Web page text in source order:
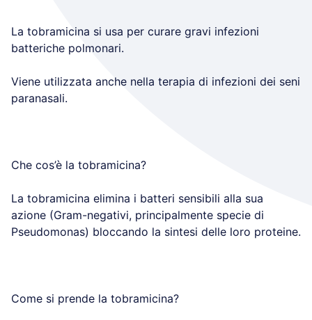
La tobramicina si usa per curare gravi infezioni
batteriche polmonari.
Viene utilizzata anche nella terapia di infezioni dei seni
paranasali.
Che cos’è la tobramicina?
La tobramicina elimina i batteri sensibili alla sua
azione (Gram-negativi, principalmente specie di
Pseudomonas) bloccando la sintesi delle loro proteine.
Come si prende la tobramicina?